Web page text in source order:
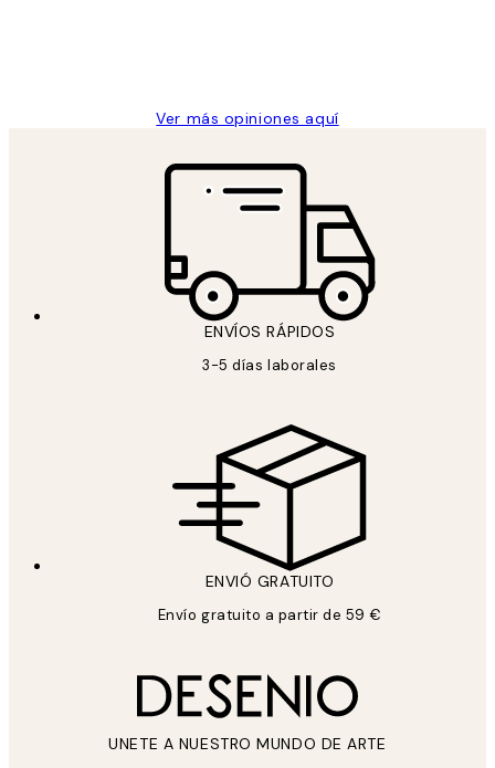
Ver más opiniones aquí
ENVÍOS RÁPIDOS
3-5 días laborales
ENVIÓ GRATUITO
Envío gratuito a partir de 59 €
UNETE A NUESTRO MUNDO DE ARTE